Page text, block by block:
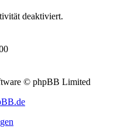
deaktiviert.
© phpBB Limited